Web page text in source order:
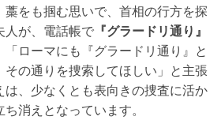
藁をも掴む思いで、首相の行方を探
人が、電話帳で 『グラードリ通り』
「ローマにも『グラードリ通り』と
その通りを捜索してほしい」と主張
は、少なくとも表向きの捜査に活か
消えとなっています。